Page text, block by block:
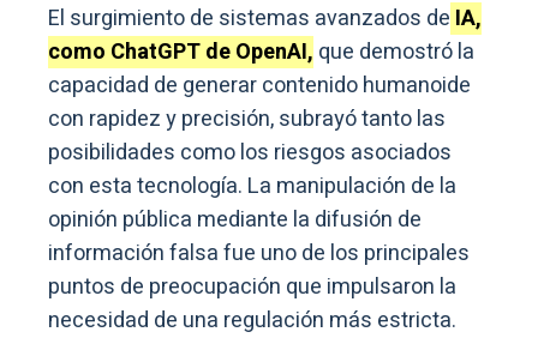
El surgimiento de sistemas avanzados de IA,
como ChatGPT de OpenAI, que demostró la
capacidad de generar contenido humanoide
con rapidez y precisión, subrayó tanto las
posibilidades como los riesgos asociados
con esta tecnología. La manipulación de la
opinión pública mediante la difusión de
información falsa fue uno de los principales
puntos de preocupación que impulsaron la
necesidad de una regulación más estricta.